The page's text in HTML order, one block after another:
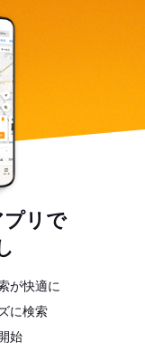
プリで
が快適に
に検索
始